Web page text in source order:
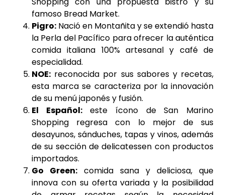
famoso Bread Market.
Pigro: Nació en Montañita y se extendió hasta
la Perla del Pacífico para ofrecer la auténtica
comida italiana 100% artesanal y café de
especialidad.
NOE: reconocida por sus sabores y recetas,
esta marca se caracteriza por la innovación
de su menú japonés y fusión.
El Español:este ícono de San Marino
Shopping regresa con lo mejor de sus
desayunos, sánduches, tapas y vinos, además
de su sección de delicatessen con productos
importados.
Go Green: comida sana y deliciosa, que
innova con su oferta variada y la posibilidad